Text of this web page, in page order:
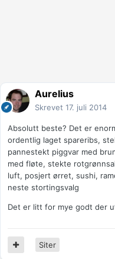
Aurelius
Skrevet 17. juli 2014
Absolutt beste? Det er
ordentlig laget spareribs,
pannestekt piggvar med
med fløte, stekte
luft, posjert ørret, sushi,
neste stortingsvalg
Det er litt for mye godt der
Siter